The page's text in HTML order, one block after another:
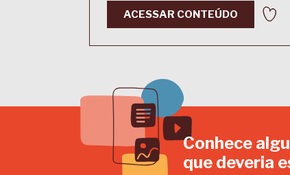
ACESSAR CONTEÚDO
Conhece
que deveria